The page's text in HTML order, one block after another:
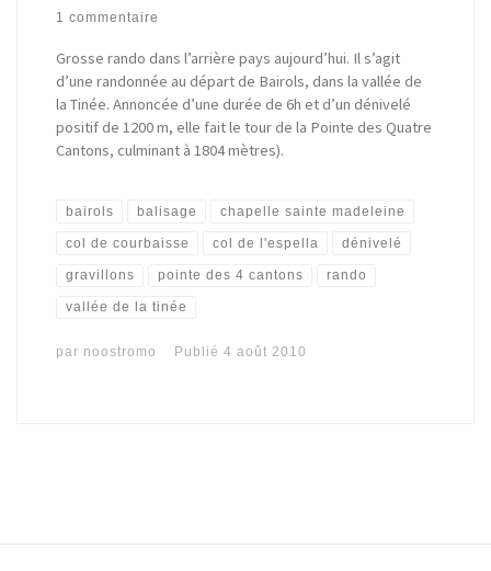
1 commentaire
Grosse rando dans l’arrière pays aujourd’hui. Il s’agit
d’une randonnée au départ de Bairols, dans la vallée de
la Tinée. Annoncée d’une durée de 6h et d’un dénivelé
positif de 1200 m, elle fait le tour de la Pointe des Quatre
Cantons, culminant à 1804 mètres).
bairols balisage chapelle sainte madeleine
col de courbaisse col de l'espella dénivelé
gravillons pointe des 4 cantons rando
vallée de la tinée
par noostromo Publié4 août 2010